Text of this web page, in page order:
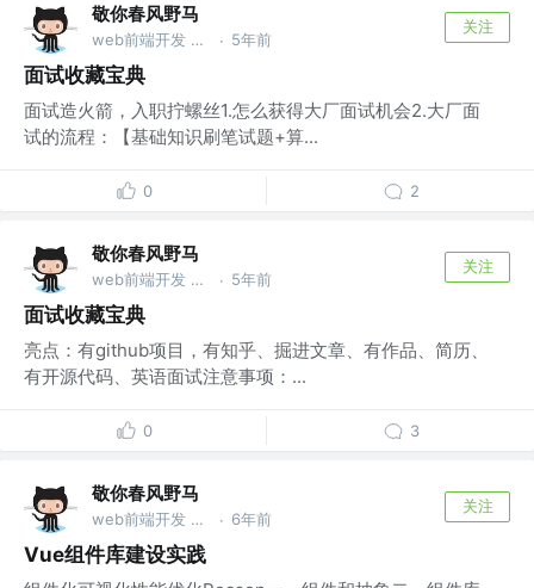
敬你春风野马
web前端开发 @wu · 5年前
关注
面试收藏宝典
面试造火箭，入职拧螺丝1.怎么获得大厂面试机会2.大厂面
试的流程：【基础知识刷笔试题+算...
0 2
敬你春风野马
web前端开发 @wu · 5年前
关注
面试收藏宝典
亮点：有github项目，有知乎、掘进文章、有作品、简历、
有开源代码、英语面试注意事项：...
0 3
敬你春风野马
web前端开发 @wu · 6年前
关注
Vue组件库建设实践